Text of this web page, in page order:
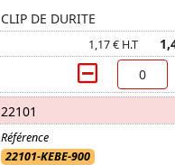
CLIP DE DURITE
1,17 € H.T
22101
22101-KEBE-900